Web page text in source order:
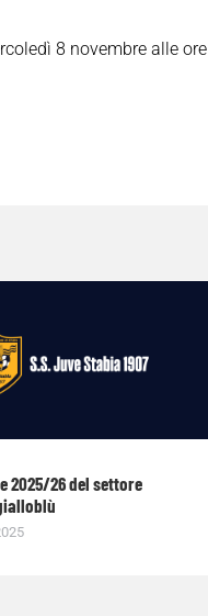
8 novembre alle ore
2025/26 del settore